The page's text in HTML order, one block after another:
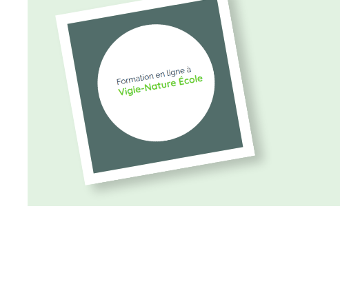
picto_formation_vne.png